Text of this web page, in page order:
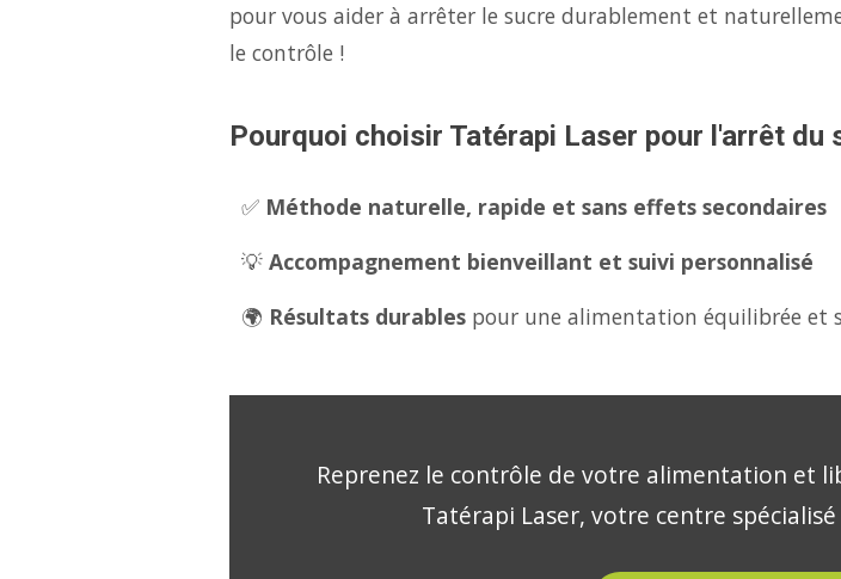
pour vous aider à arrêter le sucre durablement et
le contrôle !
Pourquoi choisir Tatérapi Laser pour l'arrêt du
✅ Méthode naturelle, rapide et sans effets secondaires
💡 Accompagnement bienveillant et suivi personnalisé
🌍 Résultats durables pour une alimentation équilibrée et
Reprenez le contrôle de votre alimentation et
Tatérapi Laser, votre centre